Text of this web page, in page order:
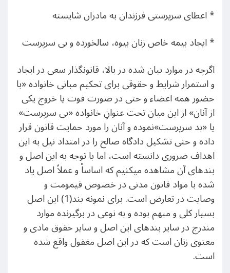
* اعطای سرپرستی فرزندان به مادران شایسته
* ایجاد بیمه خاص زنان بیوه، سالخورده و بی سرپرست
اگرچه در موارد بیان شده در بالا، قانونگذار سعی در ایجاد
و استمرار شرایط و حقوقی برای تحکیم مبانی خانواده «با
حضور همه اعضاء و حتی در صورت فوت یا خروج یکی
از آنان» از این میان تحت عنوانِ خانواده «بی سرپرست»
یا «بد سرپرست»نموده و آنان را مورد حمایت قانون قرار
داده و حتی تشکیل دادگاه صالح را در امتداد نیل به این
اهداف ضروری دانسته است، اما با توجه به این اصل و
بندهای آن مشاهده میکنیم که اساساً و عملاً اصل یاد
شده با مواد قانون مدنی در خصوص قیمومت و
وصایت در تعارض است. برای نمونه بند(1) این اصل
بسیار کلی و مبهم بوده و به نوعی در برگیرنده موارد
مندرج در سایر بندهای این اصل و سایر حقوق مادی و
معنوی زنان است که در این اصل مغفول واقع شده
است.